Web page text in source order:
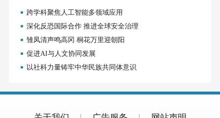
跨学科聚焦人工智能多领域应用
深化反恐国际合作 推进全球安全治理
雏凤清声鸣高冈 桐花万里迎朝阳
促进AI与人文协同发展
以社科力量铸牢中华民族共同体意识